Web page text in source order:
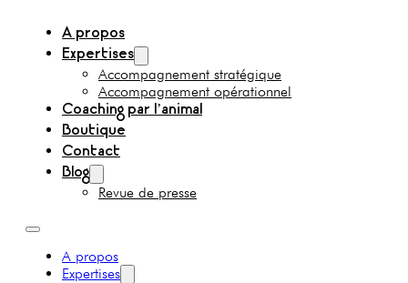
A propos
Expertises
Accompagnement stratégique
Accompagnement opérationnel
Coaching par l’animal
Boutique
Contact
Blog
Revue de presse
A propos
Expertises